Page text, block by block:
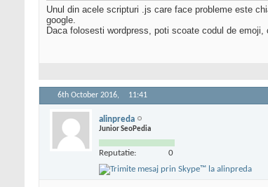
Unul din acele scripturi .js care face probleme este
google.
Daca folosesti wordpress, poti scoate codul de
6th October 2016, 11:41
alinpreda
Junior SeoPedia
Reputatie: 0